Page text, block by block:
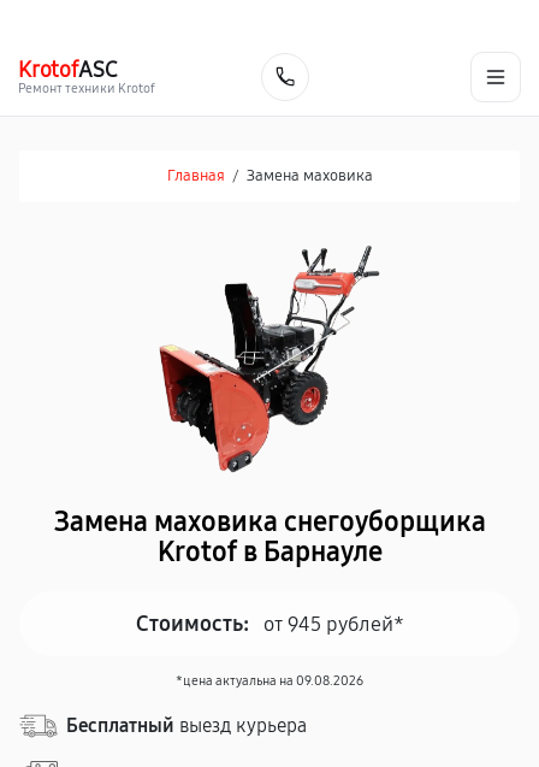
KrotofASC
Ремонт техники Krotof
Главная / Замена маховика
Замена маховика снегоуборщика
Krotof в Барнауле
Стоимость: от 945 рублей*
*цена актуальна на 09.08.2026
Бесплатный выезд курьера